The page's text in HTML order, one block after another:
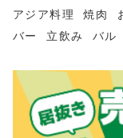
アジア料理
焼肉
バー
立飲み バル